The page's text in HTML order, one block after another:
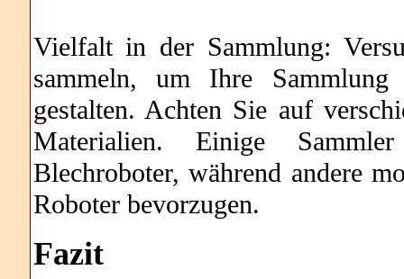
Vielfalt in der Sammlung:
sammeln, um Ihre Sammlung
gestalten. Achten Sie auf
Materialien. Einige
Blechroboter, während andere
Roboter bevorzugen.
Fazit